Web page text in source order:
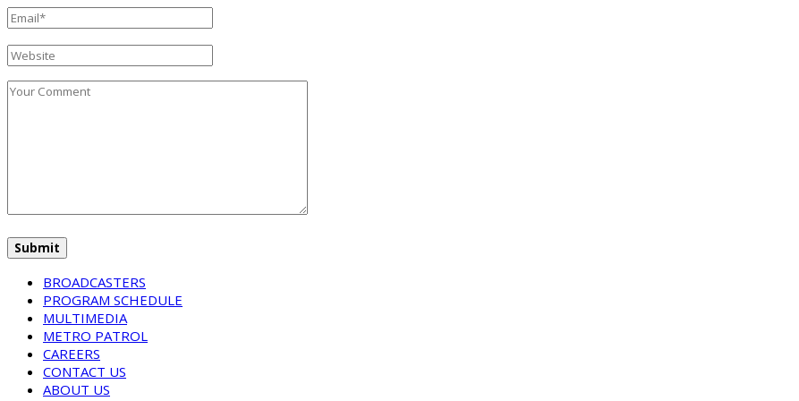
BROADCASTERS
PROGRAM SCHEDULE
MULTIMEDIA
METRO PATROL
CAREERS
CONTACT US
ABOUT US